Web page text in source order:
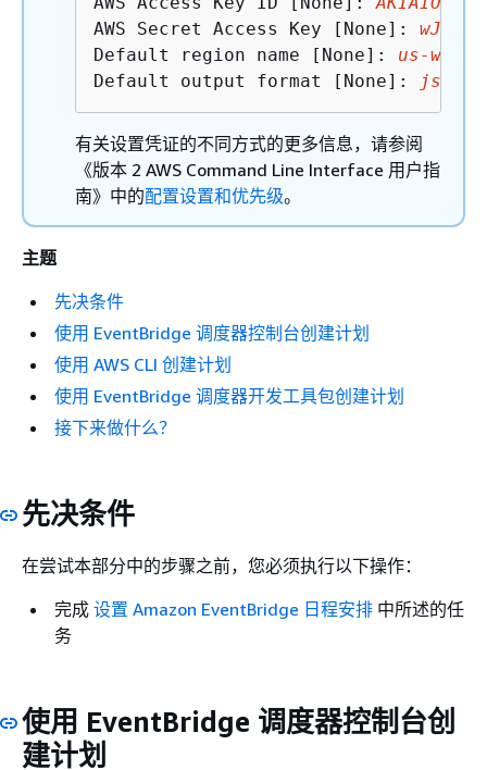
AWS Secret Access Key [None]:
Default region name [None]: us-west-
Default output format [None]:
json
有关设置凭证的不同方式的更多信息，请参阅
《版本 2 AWS Command Line Interface 用户指
南》 中的配置设置和优先级。
主题
先决条件
使用 EventBridge 调度器控制台创建计划
使用 AWS CLI 创建计划
使用 EventBridge 调度器开发工具包创建计划
接下来做什么？
先决条件
在尝试本部分中的步骤之前，您必须执行以下操作：
完成 设置 Amazon EventBridge 日程安排 中所述的任
务
使用 EventBridge 调度器控制台创
建计划